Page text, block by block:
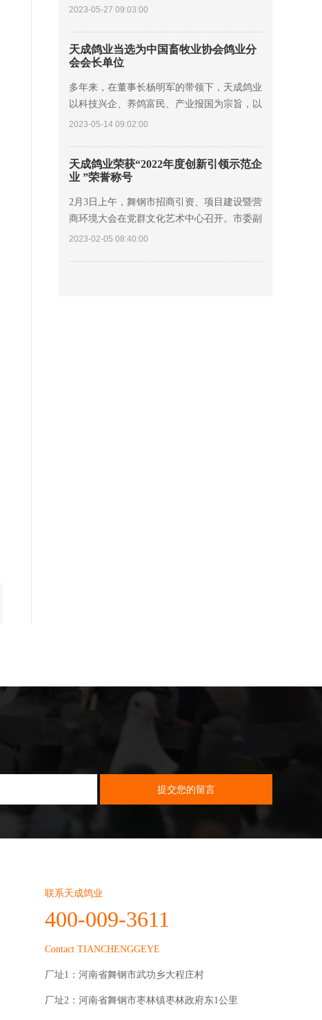
俊，河南省畜牧技术推广总站站长睢富根莅临
2023-05-27 09:03:00
天成鸽业当选为中国畜牧业协会鸽业分
会会长单位
多年来，在董事长杨明军的带领下，天成鸽业
以科技兴企、养鸽富民、产业报国为宗旨，以
培育优良品种、发展现代鸽业为理念，以创建
2023-05-14 09:02:00
天成鸽业荣获“2022年度创新引领示范企
业 ”荣誉称号
2月3日上午，舞钢市招商引资、项目建设暨营
商环境大会在党群文化艺术中心召开。市委副
书记、市长朱志骞出席并讲话。市委副书记孟
2023-02-05 08:40:00
联系天成鸽业
400-009-3611
Contact TIANCHENGGEYE
厂址1：河南省舞钢市武功乡大程庄村
厂址2：河南省舞钢市枣林镇枣林政府东1公里